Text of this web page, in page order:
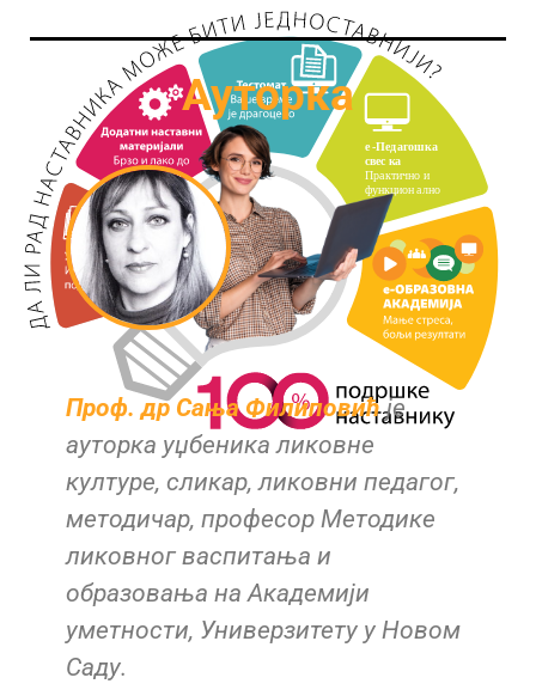
Ауторка
Проф. др Сања Филиповићje
aуторка уџбеника ликовне
културе, сликар, ликовни педагог,
методичар, професор Методике
ликовног васпитања и
образовања на Академији
уметности, Универзитету у Новом
Саду.